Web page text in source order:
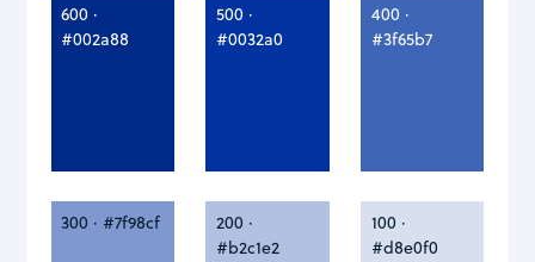
600 ·
#002a88
500 ·
#0032a0
400 ·
#3f65b7
300 · #7f98cf
200 ·
#b2c1e2
100 ·
#d8e0f0